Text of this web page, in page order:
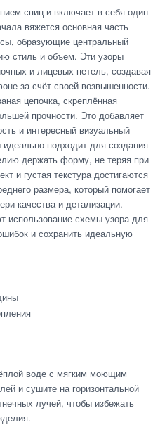
спиц и включает в себя один
вяжется основная часть
образующие центральный
стиль и объем. Эти узоры
и лицевых петель, создавая
за счёт своей возвышенности.
цепочка, скреплённая
прочности. Это добавляет
и интересный визуальный
подходит для создания
держать форму, не теряя при
и густая текстура достигаются
размера, который помогает
качества и детализации.
использование схемы узора для
и сохранить идеальную
воде с мягким моющим
и сушите на горизонтальной
лучей, чтобы избежать